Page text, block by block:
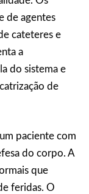
de agentes
cateteres e
a
do sistema e
de
paciente com
do corpo. A
que
feridas. O